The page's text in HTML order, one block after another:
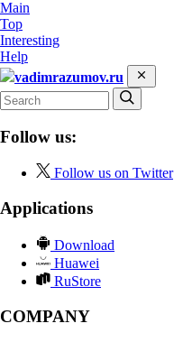
Main
Top
Interesting
Help
vadimrazumov.ru
Follow us:
Follow us on Twitter
Applications
Download
Huawei
RuStore
COMPANY